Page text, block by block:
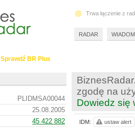
zgodę na
Dowiedz się
IDM: ustaw alert
Sprawdź BR Plus
PLIDMSA00044
25.08.2005
45 422 882
Trwa łączenie z
RADAR